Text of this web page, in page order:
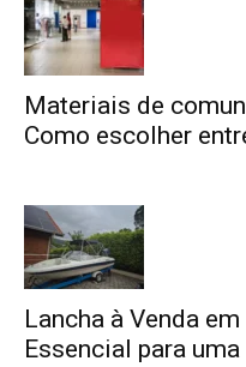
Materiais de
Como escolher
Lancha à Venda
Essencial para uma